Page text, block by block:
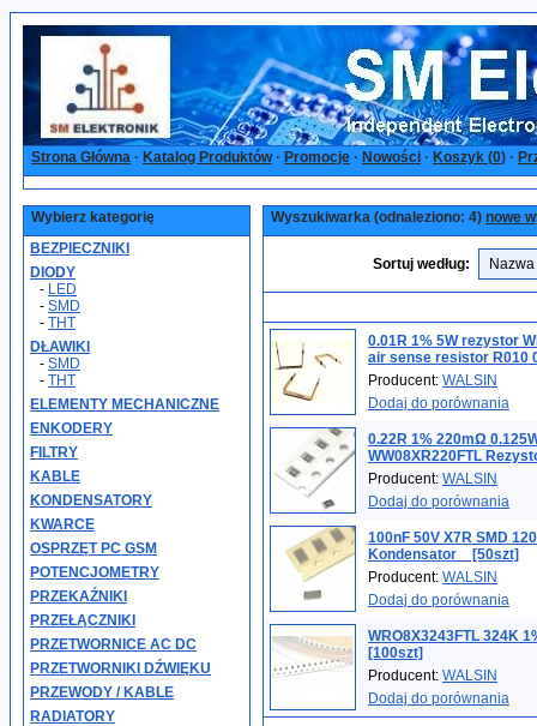
Strona Główna · Katalog Produktów· Promocje · Nowości · Koszyk (0) ·
Wybierz kategorię
BEZPIECZNIKI
DIODY
- LED
- SMD
- THT
DŁAWIKI
- SMD
- THT
ELEMENTY MECHANICZNE
ENKODERY
FILTRY
KABLE
KONDENSATORY
KWARCE
OSPRZĘT PC GSM
POTENCJOMETRY
PRZEKAŹNIKI
PRZEŁĄCZNIKI
PRZETWORNICE AC DC
PRZETWORNIKI DŹWIĘKU
PRZEWODY / KABLE
RADIATORY
Wyszukiwarka (odnaleziono: 4) nowe
Sortuj według:
0.01R 1% 5W rezystor
air sense resistor R010
Producent: WALSIN
Dodaj do porównania
0.22R 1% 220mΩ
WW08XR220FTL
Producent: WALSIN
Dodaj do porównania
100nF 50V X7R SMD
Kondensator _ [50szt]
Producent: WALSIN
Dodaj do porównania
WRO8X3243FTL 324K
[100szt]
Producent: WALSIN
Dodaj do porównania